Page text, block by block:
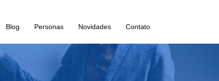
Blog Personas Novidades Contato